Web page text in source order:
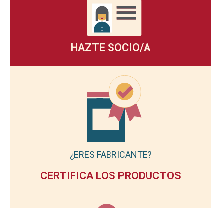
HAZTE SOCIO/A
¿ERES FABRICANTE?
CERTIFICA LOS PRODUCTOS